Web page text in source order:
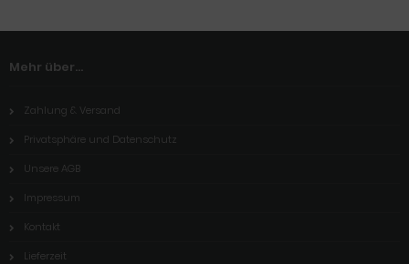
Mehr über...
Zahlung & Versand
Privatsphäre und Datenschutz
Unsere AGB
Impressum
Kontakt
Lieferzeit